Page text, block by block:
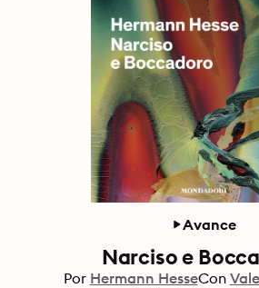
Avance
Narciso e
Por Hermann HesseCon